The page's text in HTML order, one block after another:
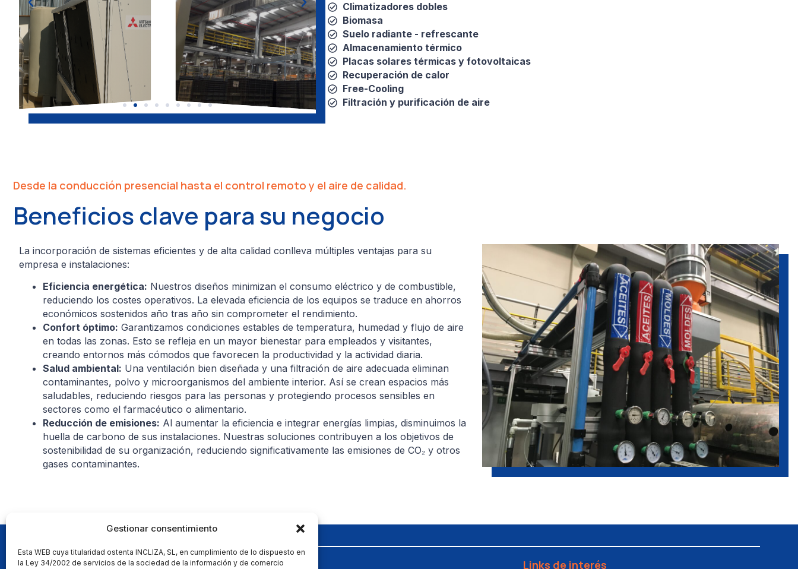
Gestionar consentimiento
Esta WEB cuya titularidad ostenta INCLIZA, SL, en cumplimiento de lo dispuesto en
la Ley 34/2002 de servicios de la sociedad de la información y de comercio
Climatizadores dobles
Biomasa
Suelo radiante - refrescante
Almacenamiento térmico
Placas solares térmicas y fotovoltaicas
Recuperación de calor
Free-Cooling
Filtración y purificación de aire
Desde la conducción presencial hasta el control remoto y el aire de calidad.
Beneficios clave para su negocio
La incorporación de sistemas eficientes y de alta calidad conlleva múltiples ventajas para su
empresa e instalaciones:
Eficiencia energética: Nuestros diseños minimizan el consumo eléctrico y de combustible,
reduciendo los costes operativos. La elevada eficiencia de los equipos se traduce en ahorros
económicos sostenidos año tras año sin comprometer el rendimiento.
Confort óptimo: Garantizamos condiciones estables de temperatura, humedad y flujo de aire
en todas las zonas. Esto se refleja en un mayor bienestar para empleados y visitantes,
creando entornos más cómodos que favorecen la productividad y la actividad diaria.
Salud ambiental: Una ventilación bien diseñada y una filtración de aire adecuada eliminan
contaminantes, polvo y microorganismos del ambiente interior. Así se crean espacios más
saludables, reduciendo riesgos para las personas y protegiendo procesos sensibles en
sectores como el farmacéutico o alimentario.
Reducción de emisiones: Al aumentar la eficiencia e integrar energías limpias, disminuimos la
huella de carbono de sus instalaciones. Nuestras soluciones contribuyen a los objetivos de
sostenibilidad de su organización, reduciendo significativamente las emisiones de CO₂ y otros
gases contaminantes.
Contacto Links de interés